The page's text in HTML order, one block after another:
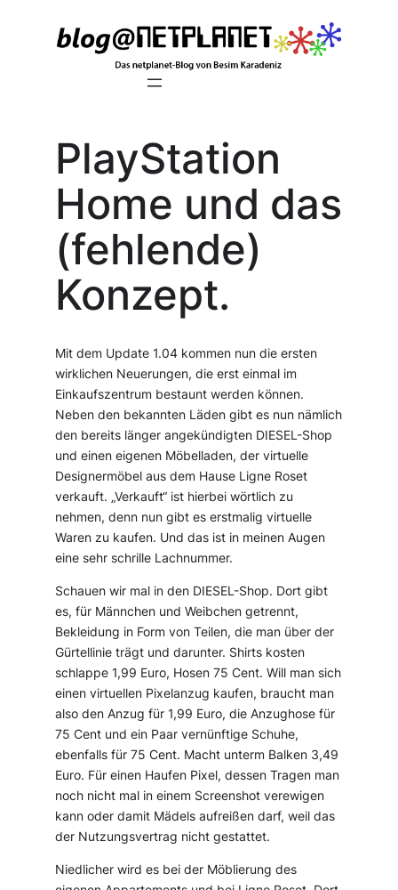
PlayStation
Home und das
(fehlende)
Konzept.
Mit dem Update 1.04 kommen nun die ersten
wirklichen Neuerungen, die erst einmal im
Einkaufszentrum bestaunt werden können.
Neben den bekannten Läden gibt es nun nämlich
den bereits länger angekündigten DIESEL-Shop
und einen eigenen Möbelladen, der virtuelle
Designermöbel aus dem Hause Ligne Roset
verkauft. „Verkauft“ ist hierbei wörtlich zu
nehmen, denn nun gibt es erstmalig virtuelle
Waren zu kaufen. Und das ist in meinen Augen
eine sehr schrille Lachnummer.
Schauen wir mal in den DIESEL-Shop. Dort gibt
es, für Männchen und Weibchen getrennt,
Bekleidung in Form von Teilen, die man über der
Gürtellinie trägt und darunter. Shirts kosten
schlappe 1,99 Euro, Hosen 75 Cent. Will man sich
einen virtuellen Pixelanzug kaufen, braucht man
also den Anzug für 1,99 Euro, die Anzughose für
75 Cent und ein Paar vernünftige Schuhe,
ebenfalls für 75 Cent. Macht unterm Balken 3,49
Euro. Für einen Haufen Pixel, dessen Tragen man
noch nicht mal in einem Screenshot verewigen
kann oder damit Mädels aufreißen darf, weil das
der Nutzungsvertrag nicht gestattet.
Niedlicher wird es bei der Möblierung des